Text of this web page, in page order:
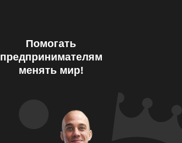
Помогать
предпринимателям
менять мир!